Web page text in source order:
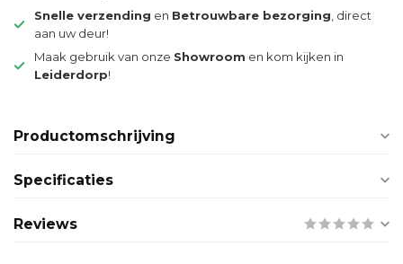
Snelle verzending en Betrouwbare bezorging , direct
aan uw deur!
Maak gebruik van onze Showroom en kom kijken in
Leiderdorp!
Productomschrijving
Specificaties
Reviews